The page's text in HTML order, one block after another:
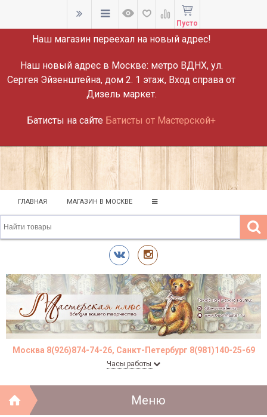
ВНИМАНИЕ!
Наш магазин переехал на новый адрес!
Наш новый адрес в Москве: метро ВДНХ, ул.
Сергея Эйзенштейна, дом 2. 1 этаж, Вход справа от
Дизель маркет.
Батисты на сайте Батисты от Мастерской+
Пусто
ГЛАВНАЯ МАГАЗИН В МОСКВЕ
Москва 8(926)874-74-26, Санкт-Петербург 8(981)140-25-69
Часы работы
Меню